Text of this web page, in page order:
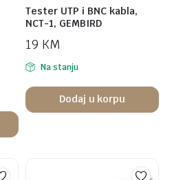
Tester UTP i BNC kabla,
NCT-1, GEMBIRD
19 KM
Na stanju
Dodaj u korpu